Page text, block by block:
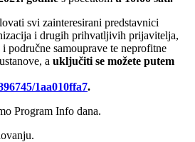
svi zainteresirani predstavnici
i drugih prihvatljivih prijavitelja,
područne samouprave te neprofitne
a uključiti se možete putem
1aa010ffa7.
Program Info dana.